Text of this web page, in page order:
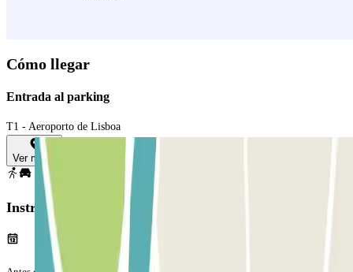
Cómo llegar
Entrada al parking
T1 - Aeroporto de Lisboa
Ver mapa
Instrucciones